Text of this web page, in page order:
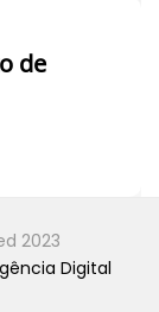
de
2023
Digital